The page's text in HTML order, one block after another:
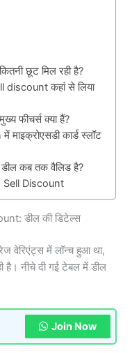
छूट मिल रही है?
कहां से लिया
फीचर्स क्या हैं?
कार्ड स्लॉट
कब तक वैलिड है?
Sell Discount
डील की डिटेल्स
वेरिएंट्स में लॉन्च हुआ था,
है। नीचे दी गई टेबल में डील
Join Now